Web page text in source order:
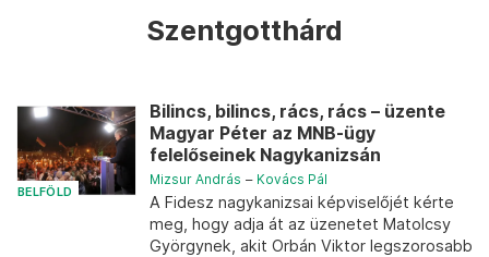
Szentgotthárd
BELFÖLD
Bilincs, bilincs, rács, rács – üzente
Magyar Péter az MNB-ügy
felelőseinek Nagykanizsán
Mizsur András – Kovács Pál
A Fidesz nagykanizsai képviselőjét kérte
meg, hogy adja át az üzenetet Matolcsy
Györgynek, akit Orbán Viktor legszorosabb